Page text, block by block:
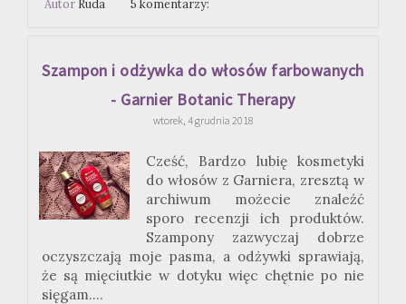
Autor Ruda 5 komentarzy:
Szampon i odżywka do włosów farbowanych
- Garnier Botanic Therapy
wtorek, 4 grudnia 2018
Cześć, Bardzo lubię kosmetyki
do włosów z Garniera, zresztą w
archiwum możecie znaleźć
sporo recenzji ich produktów.
Szampony zazwyczaj dobrze
oczyszczają moje pasma, a odżywki sprawiają,
że są mięciutkie w dotyku więc chętnie po nie
sięgam....